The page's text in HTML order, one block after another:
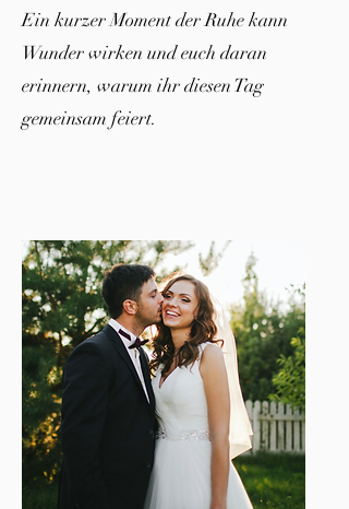
Ein kurzer Moment der Ruhe kann
Wunder wirken und euch daran
erinnern, warum ihr diesen Tag
gemeinsam feiert.